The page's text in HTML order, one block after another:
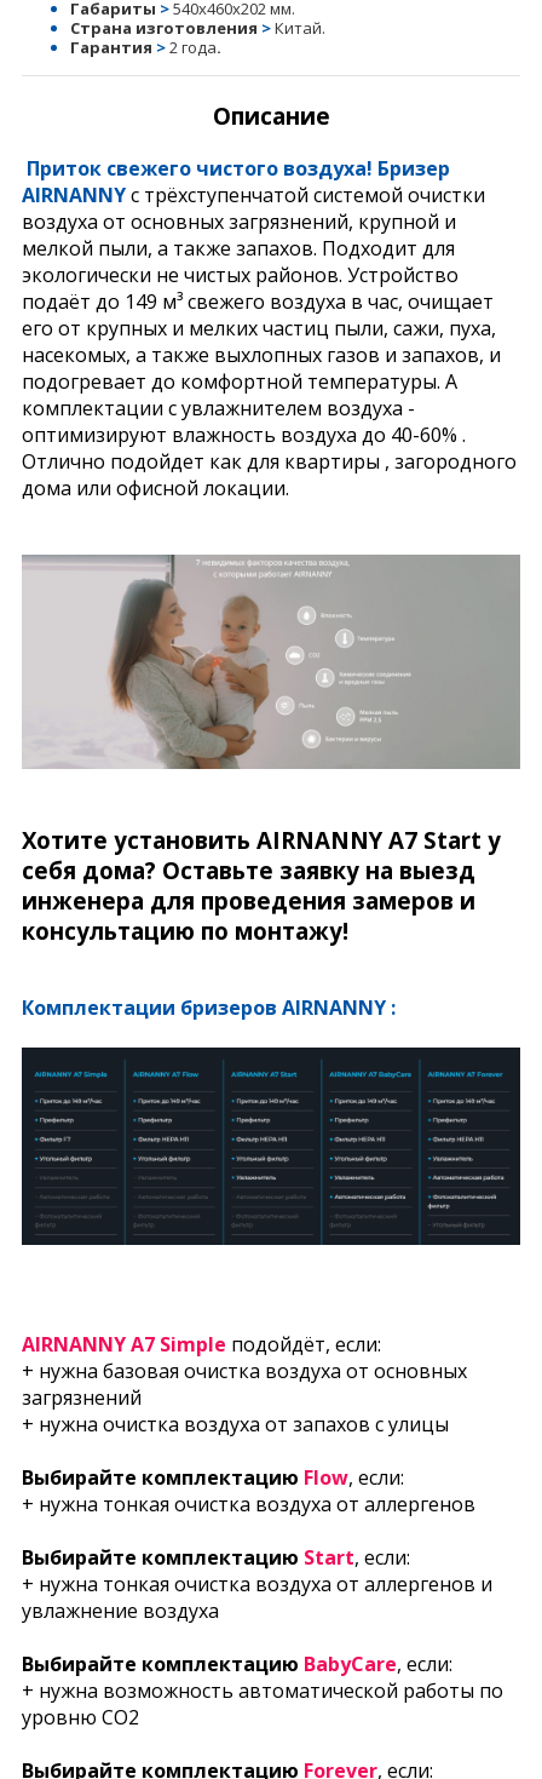
Габариты >540х460х202 мм.
Страна изготовления >Китай.
Гарантия >2года.
Описание
Приток свежего чистого воздуха! Бризер
AIRNANNYс трёхступенчатой системой очистки
воздуха от основных загрязнений, крупной и
мелкой пыли, а также запахов. Подходит для
экологически не чистых районов. Устройство
подаёт до 149 м³ свежего воздуха в час, очищает
его от крупных и мелких частиц пыли, сажи, пуха,
насекомых, а также выхлопных газов и запахов, и
подогревает до комфортной температуры. А
комплектации с увлажнителем воздуха -
оптимизируют влажность воздуха до 40-60% .
Отлично подойдет как для квартиры , загородного
дома или офисной локации.
Хотите установить AIRNANNY A7 Start у
себя дома? Оставьте заявку на выезд
инженера для проведения замеров и
консультацию по монтажу!
Комплектации бризеров AIRNANNY :
AIRNANNY A7 Simple подойдёт, если:
+ нужна базовая очистка воздуха от основных
загрязнений
+ нужна очистка воздуха от запахов с улицы
Выбирайте комплектацию Flow, если:
+ нужна тонкая очистка воздуха от аллергенов
Выбирайте комплектацию Start, если:
+ нужна тонкая очистка воздуха от аллергенов и
увлажнение воздуха
Выбирайте комплектацию BabyCare, если:
+ нужна возможность автоматической работы по
уровню СО2
Выбирайте комплектацию Forever, если: